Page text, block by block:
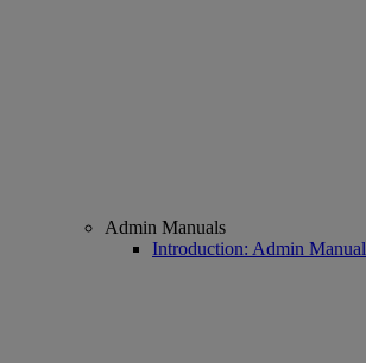
Admin Manuals
Introduction: Admin Manual